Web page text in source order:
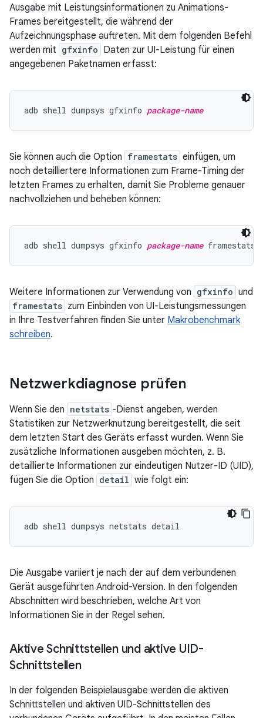
Ausgabe mit Leistungsinformationen zu Animations-
Frames bereitgestellt, die während der
Aufzeichnungsphase auftreten. Mit dem folgenden Befehl
werden mit gfxinfo Daten zur UI-Leistung für einen
angegebenen Paketnamen erfasst:
adb shell dumpsys gfxinfo package-name
Sie können auch die Option framestats einfügen, um
noch detailliertere Informationen zum Frame-Timing der
letzten Frames zu erhalten, damit Sie Probleme genauer
nachvollziehen und beheben können:
adb shell dumpsys gfxinfo package-name
Weitere Informationen zur Verwendung von gfxinfo und
framestats zum Einbinden von UI-Leistungsmessungen
in Ihre Testverfahren finden Sie unter Makrobenchmark
schreiben.
Netzwerkdiagnose prüfen
Wenn Sie den netstats -Dienst angeben, werden
Statistiken zur Netzwerknutzung bereitgestellt, die seit
dem letzten Start des Geräts erfasst wurden. Wenn Sie
zusätzliche Informationen ausgeben möchten, z. B.
detaillierte Informationen zur eindeutigen Nutzer-ID (UID),
fügen Sie die Option detail wie folgt ein:
Die Ausgabe variiert je nach der auf dem verbundenen
Gerät ausgeführten Android-Version. In den folgenden
Abschnitten wird beschrieben, welche Art von
Informationen Sie in der Regel sehen.
Aktive Schnittstellen und aktive UID-
Schnittstellen
In der folgenden Beispielausgabe werden die aktiven
Schnittstellen und aktiven UID-Schnittstellen des